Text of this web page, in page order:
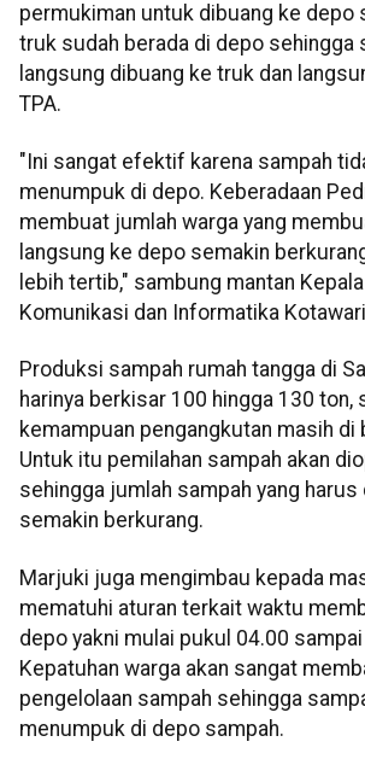
permukiman untuk dibuang ke depo
truk sudah berada di depo sehingga
langsung dibuang ke truk dan
TPA.
"Ini sangat efektif karena sampah
menumpuk di depo. Keberadaan
membuat jumlah warga yang
langsung ke depo semakin
lebih tertib," sambung mantan
Komunikasi dan Informatika
Produksi sampah rumah tangga di
harinya berkisar 100 hingga 130 ton,
kemampuan pengangkutan masih di
Untuk itu pemilahan sampah akan
sehingga jumlah sampah yang harus
semakin berkurang.
Marjuki juga mengimbau kepada
mematuhi aturan terkait waktu
depo yakni mulai pukul 04.00
Kepatuhan warga akan sangat
pengelolaan sampah sehingga
menumpuk di depo sampah.